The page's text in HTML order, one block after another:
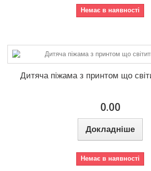
Немає в наявності
Дитяча піжама з принтом що
0.00
Докладніше
Немає в наявності